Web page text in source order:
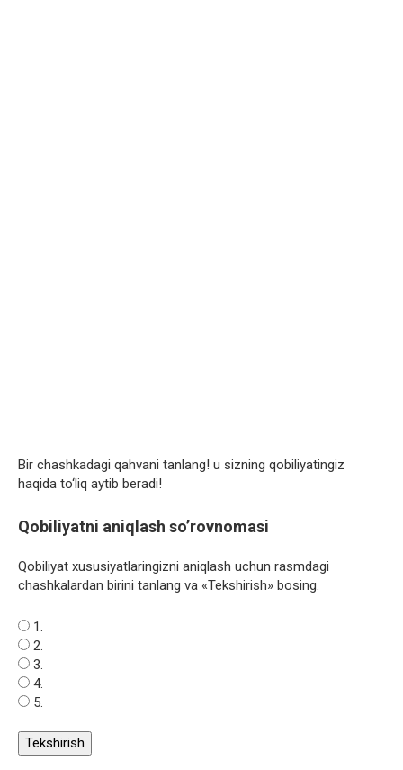
Bir chashkadagi qahvani tanlang! u sizning qobiliyatingiz
haqida to‘liq aytib beradi!
Qobiliyatni aniqlash so’rovnomasi
Qobiliyat xususiyatlaringizni aniqlash uchun rasmdagi
chashkalardan birini tanlang va «Tekshirish» bosing.
1.
2.
3.
4.
5.